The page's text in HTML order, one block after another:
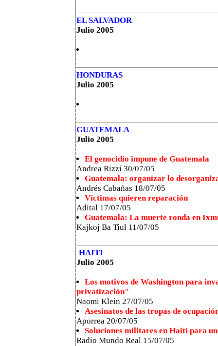
EL SALVADOR
Julio 2005
HONDURAS
Julio 2005
GUATEMALA
Julio 2005
El genocidio impune de Guatemala
Andrea Rizzi 30/07/05
Guatemala: organizar lo
Andrés Cabañas 18/07/05
Víctimas quieren reparación
Adital 17/07/05
Guatemala: La muerte ronda en
Kajkoj Ba Tiul 11/07/05
HAITI
Julio 2005
Los motivos de Washington para
privatización"
Naomi Klein 27/07/05
Asesinatos de las tropas de
Aporrea 20/07/05
Soluciones militares en Haití para
Radio Mundo Real 15/07/05